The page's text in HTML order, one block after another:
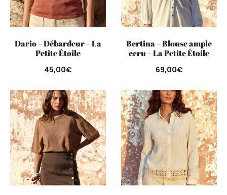
Dario – Débardeur – La
Petite Étoile
45,00€
Bertina – Blouse ample
ecru – La Petite Étoile
69,00€